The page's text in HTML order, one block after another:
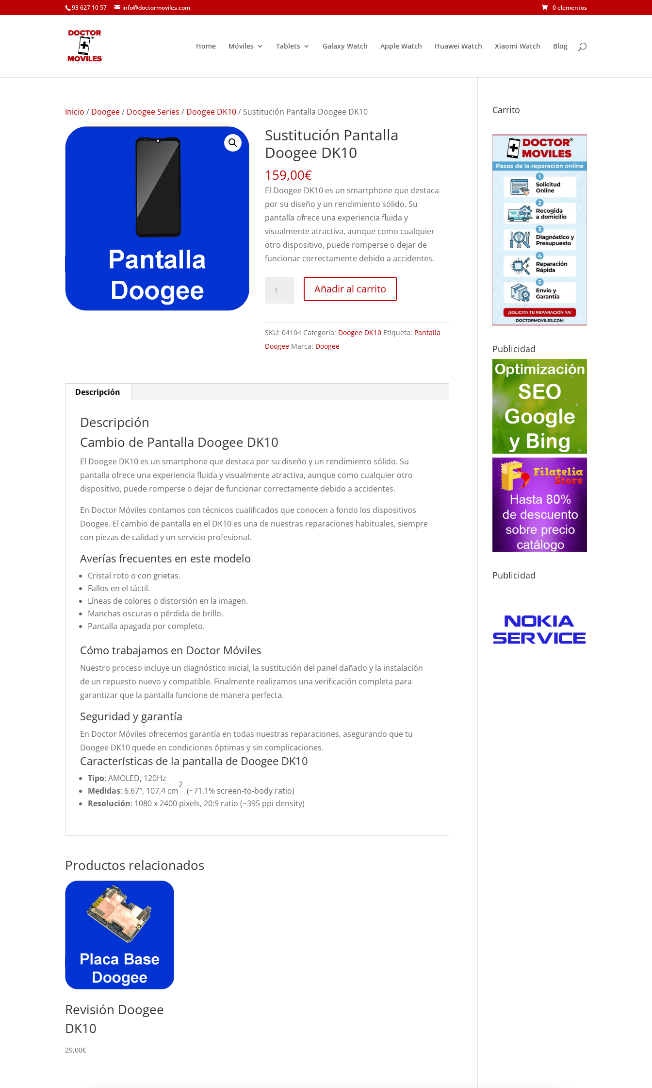
93 627 10 57 info@doctormoviles.com 0 elementos
Home Móviles Tablets Galaxy Watch Apple Watch Huawei Watch Xiaomi Watch Blog
Inicio / Doogee/ Doogee Series / Doogee DK10/ Sustitución Pantalla Doogee DK10
Sustitución Pantalla
Doogee DK10
159,00€
El Doogee DK10 es un smartphone que destaca
por su diseño y un rendimiento sólido. Su
pantalla ofrece una experiencia fluida y
visualmente atractiva, aunque como cualquier
otro dispositivo, puede romperse o dejar de
funcionar correctamente debido a accidentes.
DK10
cantidad
Añadir al carrito
SKU:04104 Categoría: Doogee DK10 Etiqueta: Pantalla
Doogee Marca: Doogee
Descripción
Descripción
Cambio de Pantalla Doogee DK10
El Doogee DK10 es un smartphone que destaca por su diseño y un rendimiento sólido. Su
pantalla ofrece una experiencia fluida y visualmente atractiva, aunque como cualquier otro
dispositivo, puede romperse o dejar de funcionar correctamente debido a accidentes.
En Doctor Móviles contamos con técnicos cualificados que conocen a fondo los dispositivos
Doogee. El cambio de pantalla en el DK10 es una de nuestras reparaciones habituales, siempre
con piezas de calidad y un servicio profesional.
Averías frecuentes en este modelo
Cristal roto o con grietas.
Fallos en el táctil.
Líneas de colores o distorsión en la imagen.
Manchas oscuras o pérdida de brillo.
Pantalla apagada por completo.
Cómo trabajamos en Doctor Móviles
Nuestro proceso incluye un diagnóstico inicial, la sustitución del panel dañado y la instalación
de un repuesto nuevo y compatible. Finalmente realizamos una verificación completa para
garantizar que la pantalla funcione de manera perfecta.
Seguridad y garantía
En Doctor Móviles ofrecemos garantía en todas nuestras reparaciones, asegurando que tu
Doogee DK10 quede en condiciones óptimas y sin complicaciones.
Características de la pantalla de Doogee DK10
Tipo: AMOLED, 120Hz
Medidas: 6.67″, 107,4 cm
2
(~71.1% screen-to-body ratio)
Resolución: 1080 x 2400 pixels, 20:9 ratio (~395 ppi density)
Productos relacionados
Revisión Doogee
DK10
29,00€
Carrito
Publicidad
Publicidad